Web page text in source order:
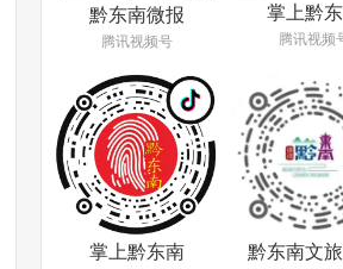
黔东南微报
腾讯视频号
掌上黔
腾讯视频
掌上黔东南 黔东南文